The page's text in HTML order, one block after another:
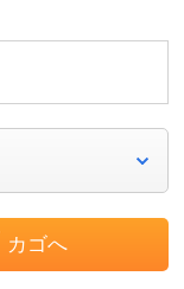
カゴへ